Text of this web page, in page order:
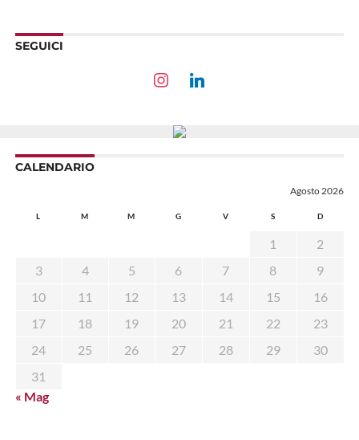
SEGUICI
CALENDARIO
Agosto 2026
L M M G V S D
1
2
3
4 5 6 7 8
9
10
11 12 13 14 15
16
17
18 19 20 21 22
23
24
25 26 27 28 29
30
31
« Mag